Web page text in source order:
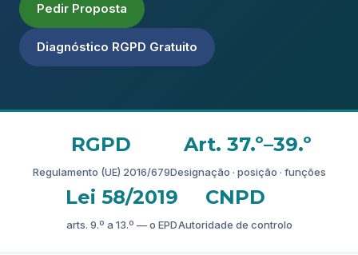
Pedir Proposta
Diagnóstico RGPD Gratuito
RGPD
Regulamento (UE) 2016/679
Art. 37.º–39.º
Designação · posição · funções
Lei 58/2019
arts. 9.º a 13.º — o EPD
CNPD
Autoridade de controlo